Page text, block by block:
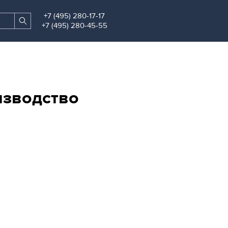
Search
site
Find
+7 (495) 280-17-17
+7 (495) 280-45-55